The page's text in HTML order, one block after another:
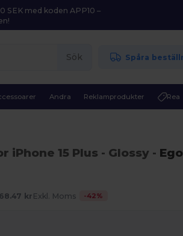
SEK med koden APP10 –
Sök Spåra
Andra Reklamprodukter Rea
iPhone 15 Plus - Glossy-
kr Exkl. Moms -42%